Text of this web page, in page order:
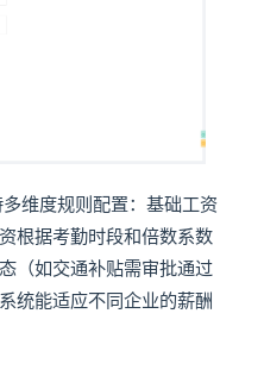
维度规则配置：基础工资
根据考勤时段和倍数系数
（如交通补贴需审批通过
统能适应不同企业的薪酬